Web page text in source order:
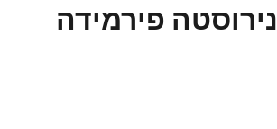
NR-151 נירוסטה פירמידה